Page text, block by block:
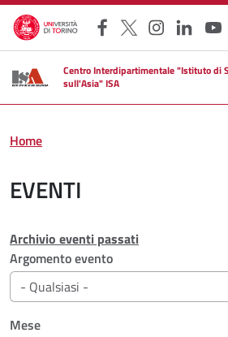
Salta al contenuto principale
Facebook
X Instagram
LinkedIn
Centro Interdipartimentale "Istituto di
sull'Asia" ISA
Home
EVENTI
Archivio eventi passati
Filtri di ricerca
Argomento evento
Mese